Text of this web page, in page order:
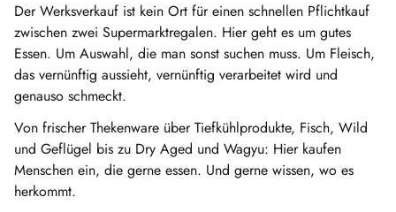
Der Werksverkauf ist kein Ort für einen schnellen Pflichtkauf
zwischen zwei Supermarktregalen. Hier geht es um gutes
Essen. Um Auswahl, die man sonst suchen muss. Um Fleisch,
das vernünftig aussieht, vernünftig verarbeitet wird und
genauso schmeckt.
Von frischer Thekenware über Tiefkühlprodukte, Fisch, Wild
und Geflügel bis zu Dry Aged und Wagyu: Hier kaufen
Menschen ein, die gerne essen. Und gerne wissen, wo es
herkommt.